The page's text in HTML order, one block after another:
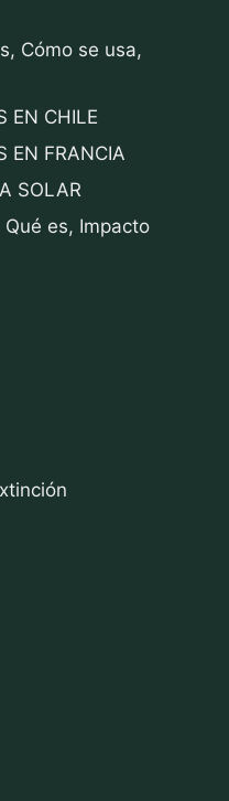
Cómo se usa,
EN CHILE
EN FRANCIA
SOLAR
Qué es, Impacto